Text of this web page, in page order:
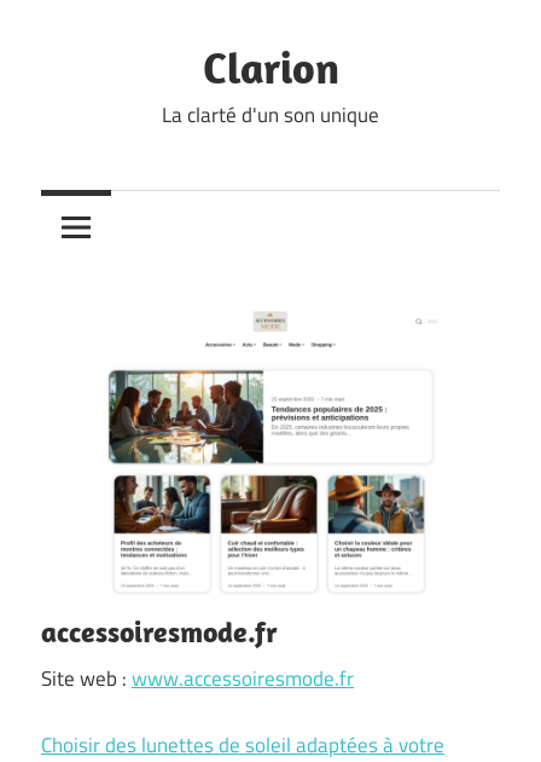
Clarion
La clarté d'un son unique
accessoiresmode.fr
Site web :www.accessoiresmode.fr
Choisir des lunettes de soleil adaptées à votre